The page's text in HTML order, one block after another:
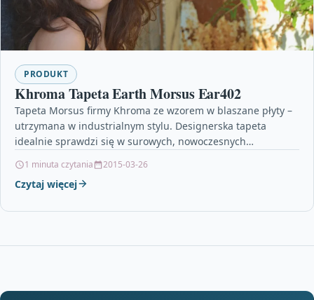
PRODUKT
Khroma Tapeta Earth Morsus Ear402
Tapeta Morsus firmy Khroma ze wzorem w blaszane płyty –
utrzymana w industrialnym stylu. Designerska tapeta
idealnie sprawdzi się w surowych, nowoczesnych
1 minuta czytania 2015-03-26
Czytaj więcej